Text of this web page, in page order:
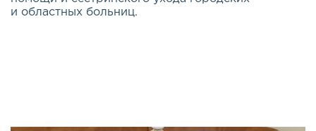
и областных больниц.